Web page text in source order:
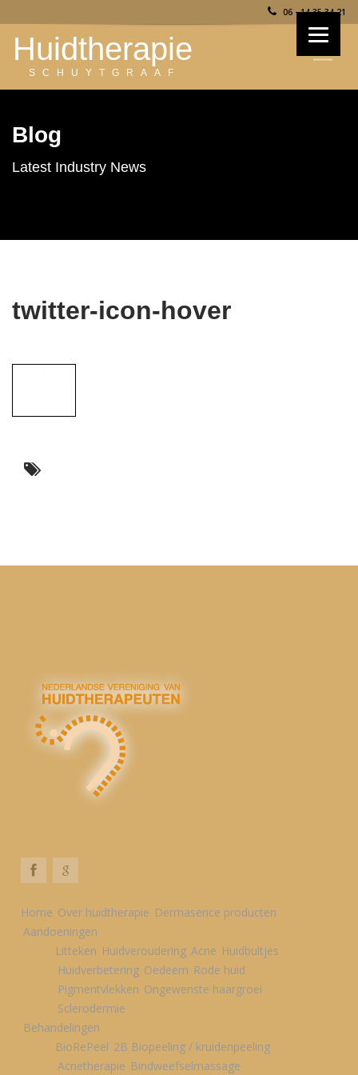
06 - 14 35 34 21
Huidtherapie
SCHUYTGRAAF
Blog
Latest Industry News
twitter-icon-hover
Home Over huidtherapie Dermasence producten
Aandoeningen
Litteken Huidveroudering Acne Huidbultjes
Huidverbetering Oedeem Rode huid
Pigmentvlekken Ongewenste haargroei
Sclerodermie
Behandelingen
BioRePeel 2B Biopeeling / kruidenpeeling
Acnetherapie Bindweefselmassage